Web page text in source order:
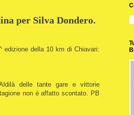
per Silva Dondero.
edizione della 10 km di Chiavari:
delle tante gare e vittorie
non è affatto scontato. PB